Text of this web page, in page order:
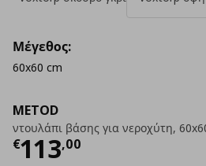
METOD
ντουλάπι βάσης για νεροχύτη,
€113,00
Τρέχουσα τιμή
Μέγεθος:
60x60 cm